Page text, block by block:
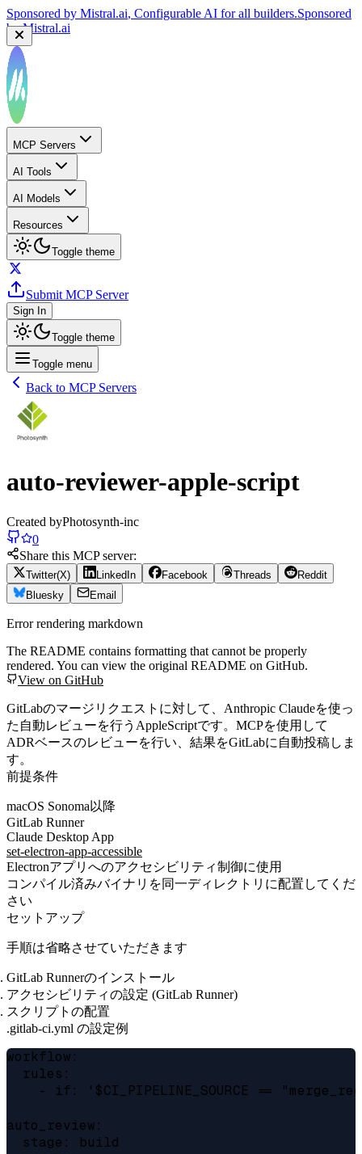
Sponsored by Mistral.ai, Configurable AI for all builders.Sponsored
byMistral.ai
MCP Servers
AI Tools
AI Models
Resources
Toggle theme
Submit MCP Server
Sign In
Toggle theme
Toggle menu
Back to MCP Servers
auto-reviewer-apple-script
Created byPhotosynth-inc
0
Share this MCP server:
Twitter(X) LinkedIn Facebook Threads
Reddit
Bluesky
Email
Error rendering markdown
The README contains formatting that cannot be properly
rendered. You can view the original README on GitHub.
View on GitHub
GitLabのマージリクエストに対して、Anthropic Claudeを使っ
た自動レビューを行うAppleScriptです。MCPを使用して
ADRベースのレビューを行い、結果をGitLabに自動投稿しま
す。
前提条件
macOS Sonoma以降
GitLab Runner
Claude Desktop App
set-electron-app-accessible
Electronアプリへのアクセシビリティ制御に使用
コンパイル済みバイナリを同一ディレクトリに配置してくだ
さい
セットアップ
手順は省略させていただきます
GitLab Runnerのインストール
アクセシビリティの設定 (GitLab Runner)
スクリプトの配置
.gitlab-ci.yml の設定例
workflow:
  rules:
- if: '$CI_PIPELINE_SOURCE ==
auto_review:
  stage: build